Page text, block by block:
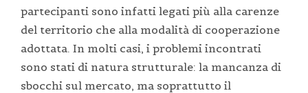
partecipanti sono infatti legati più alla carenze
del territorio che alla modalità di cooperazione
adottata. In molti casi, i problemi incontrati
sono stati di natura strutturale: la mancanza di
sbocchi sul mercato, ma soprattutto il